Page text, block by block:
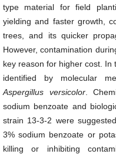
type material for field
yielding and faster growth,
trees, and its quicker
However, contamination
key reason for higher cost. In
identified by molecular
Aspergillus versicolor.
sodium benzoate and
strain 13-3-2 were
3% sodium benzoate or
killing or inhibiting